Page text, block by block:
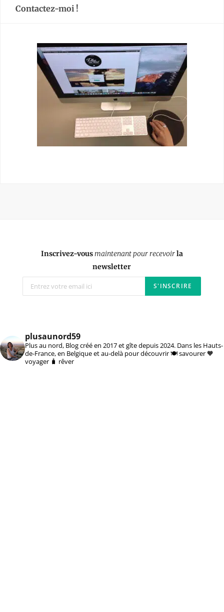
Contactez-moi !
Inscrivez-vousmaintenant pour recevoirla
newsletter
plusaunord59
Plus au nord, Blog créé en 2017 et gîte depuis 2024. Dans les Hauts-
de-France, en Belgique et au-delà pour découvrir 🍽️ savourer 🧡
voyager 🧳 rêver